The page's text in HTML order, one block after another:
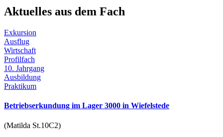
Aktuelles aus dem Fach
Exkursion
Ausflug
Wirtschaft
Profilfach
10. Jahrgang
Ausbildung
Praktikum
Betriebserkundung im Lager 3000 in Wiefelstede
(Matilda St.10C2)